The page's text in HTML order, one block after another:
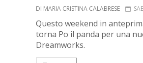
DI MARIA CRISTINA CALABRESE
Questo weekend in
torna Po il panda per una
Dreamworks.